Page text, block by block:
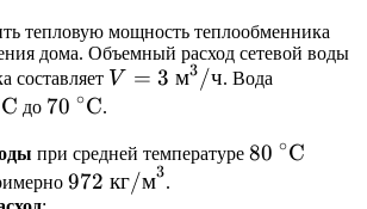
тепловую мощность теплообменника
дома. Объемный расход сетевой воды
составляет V = 3\text{
V = 3 м3/ч. Вода
C до 70\text{
70 ∘C.
при средней температуре 80\text{
80 ∘C
972\text{
972 кг/м3.